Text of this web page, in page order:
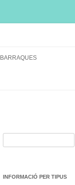
INFORMACIÓ PER TIPUS